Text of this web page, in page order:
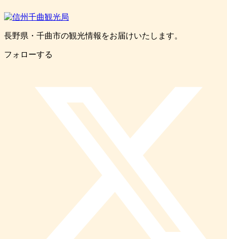
長野県・千曲市の観光情報をお届けいたします。
フォローする